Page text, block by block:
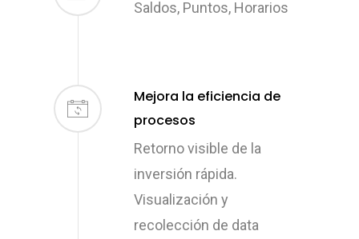
Saldos, Puntos, Horarios
Mejora la eficiencia de
procesos
Retorno visible de la
inversión rápida.
Visualización y
recolección de data